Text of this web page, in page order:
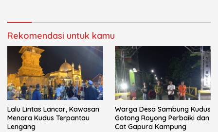
Rekomendasi untuk kamu
Lalu Lintas Lancar, Kawasan
Menara Kudus Terpantau
Lengang
Warga Desa Sambung Kudus
Gotong Royong Perbaiki dan
Cat Gapura Kampung